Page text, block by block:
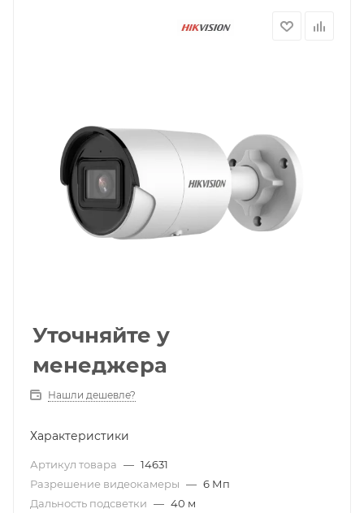
Уточняйте у
менеджера
Нашли дешевле?
Характеристики
Артикул товара — 14631
Разрешение видеокамеры — 6 Мп
Дальность подсветки — 40 м